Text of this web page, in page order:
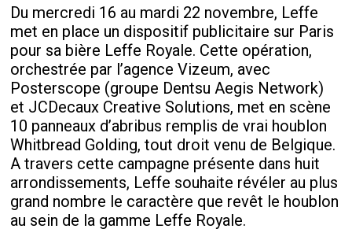
Du mercredi 16 au mardi 22 novembre, Leffe
met en place un dispositif publicitaire sur Paris
pour sa bière Leffe Royale. Cette opération,
orchestrée par l’agence Vizeum, avec
Posterscope (groupe Dentsu Aegis Network)
et JCDecaux Creative Solutions, met en scène
10 panneaux d’abribus remplis de vrai houblon
Whitbread Golding, tout droit venu de Belgique.
A travers cette campagne présente dans huit
arrondissements, Leffe souhaite révéler au plus
grand nombre le caractère que revêt le houblon
au sein de la gamme Leffe Royale.